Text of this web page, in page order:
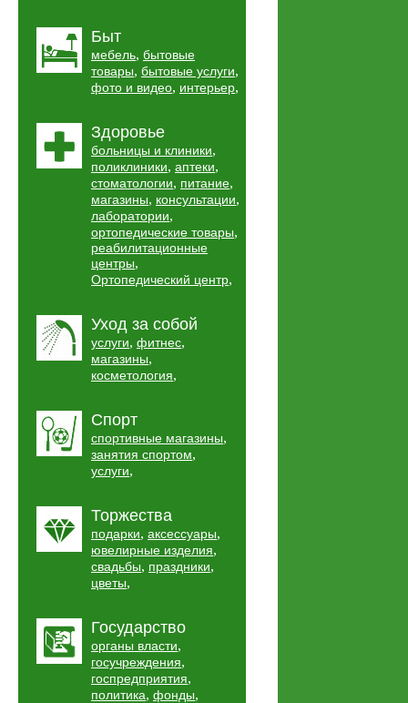
Быт
мебель, бытовые
товары, бытовые услуги,
фото и видео, интерьер,
Здоровье
больницы и клиники,
поликлиники, аптеки,
стоматологии, питание,
магазины, консультации,
лаборатории,
ортопедические товары,
реабилитационные
центры,
Ортопедический центр,
Уход за собой
услуги, фитнес,
магазины,
косметология,
Спорт
спортивные магазины,
занятия спортом,
услуги,
Торжества
подарки, аксессуары,
ювелирные изделия,
свадьбы, праздники,
цветы,
Государство
органы власти,
госучреждения,
госпредприятия,
политика, фонды,